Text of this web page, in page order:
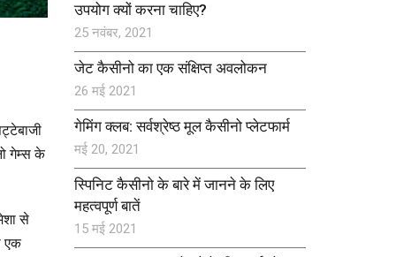
गेम्स के
से
एक
उपयोग क्यों करना चाहिए?
25 नवंबर, 2021
जेट कैसीनो का एक संक्षिप्त अवलोकन
26 मई 2021
गेमिंग क्लब: सर्वश्रेष्ठ मूल कैसीनो प्लेटफार्म
मई 20, 2021
स्पिनिट कैसीनो के बारे में जानने के लिए
महत्वपूर्ण बातें
15 मई 2021